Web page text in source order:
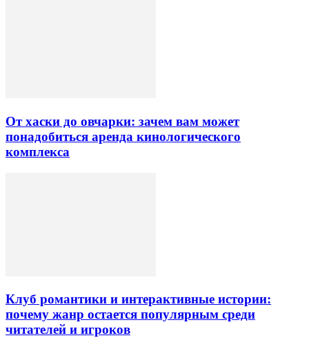
От хаски до овчарки: зачем вам может
понадобиться аренда кинологического
комплекса
Клуб романтики и интерактивные истории:
почему жанр остается популярным среди
читателей и игроков